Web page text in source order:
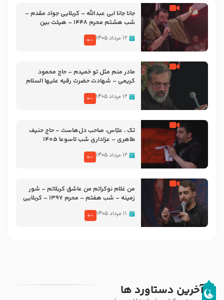
جانا جانا ابی عبدالله – کربلایی جواد مقدم –
شب هشتم محرم 1448 – هیئت بین
۱۲ مرداد ۱۴۰۵
مادر منم مثل تو خمیدم – حاج محمود
کریمی – شهادت حضرت رقیه علیها السلام
۱۲ مرداد ۱۴۰۵
تک ، عبّاس، صاحب دل‌هاست – حاج حنیف
طاهری – عزاداری شب تاسوعا 1405
۱۲ مرداد ۱۴۰۵
من غلام نوکراتم من عاشق کربلاتم – شور
زمینه – شب هفتم – محرم 1397 – کربلایی
۱۱ مرداد ۱۴۰۵
آخرین دستاورد ها